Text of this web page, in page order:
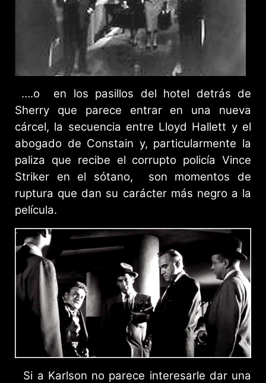
….o en los pasillos del hotel detrás de
Sherry que parece entrar en una nueva
cárcel, la secuencia entre Lloyd Hallett y el
abogado de Constain y, particularmente la
paliza que recibe el corrupto policía Vince
Striker en el sótano, son momentos de
ruptura que dan su carácter más negro a la
película.
Si a Karlson no parece interesarle dar una